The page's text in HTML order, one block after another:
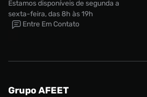
Estamos disponíveis de segunda a
sexta-feira, das 8h às 19h
Entre Em Contato
Grupo AFEET